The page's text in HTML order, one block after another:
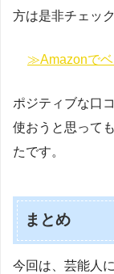
方は是非チェッ
≫Amazonでベ
ポジティブな口
使おうと思って
たです。
まとめ
今回は、芸能人